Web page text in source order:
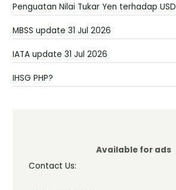
Penguatan Nilai Tukar Yen terhadap USD
MBSS update 31 Jul 2026
IATA update 31 Jul 2026
IHSG PHP?
Available for ads
Contact Us: